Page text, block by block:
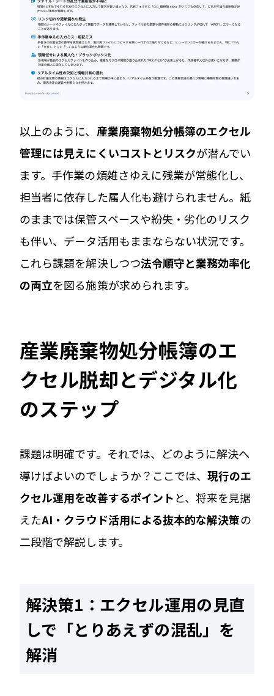
以上のように、 産業廃棄物処分帳簿のエクセル
管理には見えにくいコストとリスクが潜んでい
ます。手作業の煩雑さゆえに残業が常態化し、
担当者に依存した属人化も避けられません。紙
のままでは保管スペースや紛失・劣化のリスク
も伴い、データ活用もままならない状況です。
これら課題を解決しつつ法令順守と業務効率化
の両立を図る施策が求められます。
産業廃棄物処分帳簿のエ
クセル脱却とデジタル化
のステップ
課題は明確です。それでは、どのように解決へ
導けばよいのでしょうか？ここでは、現行のエ
クセル運用を改善するポイントと、将来を見据
えたAI・クラウド活用による抜本的な解決策の
二段階で解説します。
解決策1：エクセル運用の見直
しで「とりあえずの混乱」を
解消